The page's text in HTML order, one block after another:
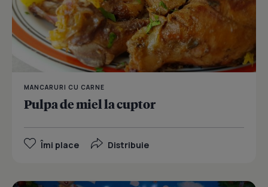
MANCARURI CU CARNE
Pulpa de miel la cuptor
Îmi place Distribuie